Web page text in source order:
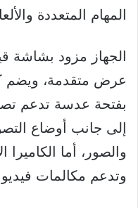
المهام المتعددة
إلى جانب أوضاع
وتدعم مكالمات